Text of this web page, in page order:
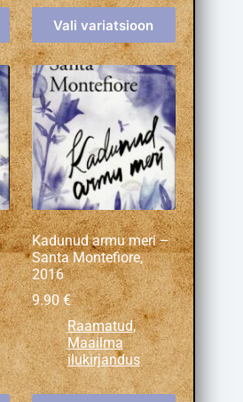
Vali variatsioon
Kadunud armu meri –
Santa Montefiore,
2016
9.90€
Raamatud,
Maailma
ilukirjandus